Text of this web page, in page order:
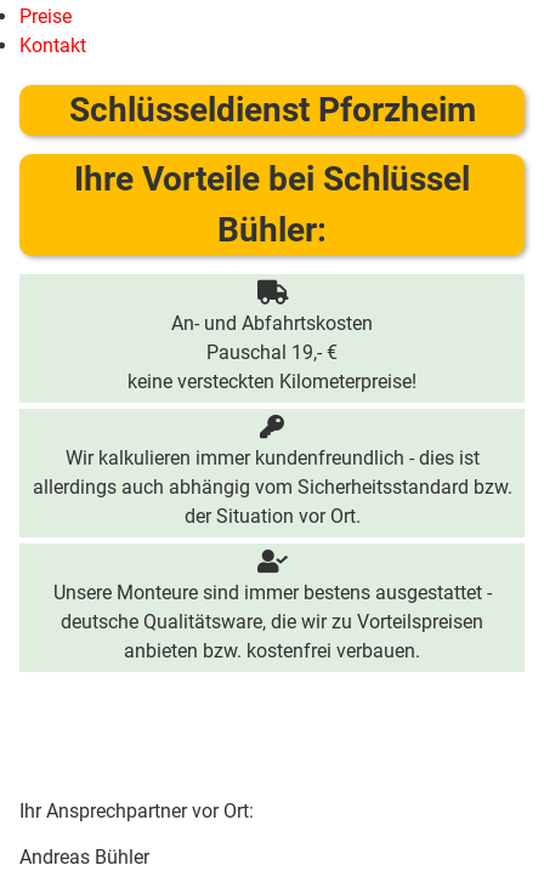
Preise
Kontakt
Schlüsseldienst Pforzheim
Ihre Vorteile bei Schlüssel
Bühler:
An- und Abfahrtskosten
Pauschal 19,- €
keine versteckten Kilometerpreise!
Wir kalkulieren immer kundenfreundlich - dies ist
allerdings auch abhängig vom Sicherheitsstandard bzw.
der Situation vor Ort.
Unsere Monteure sind immer bestens ausgestattet -
deutsche Qualitätsware, die wir zu Vorteilspreisen
anbieten bzw. kostenfrei verbauen.
Ihr Ansprechpartner vor Ort:
Andreas Bühler